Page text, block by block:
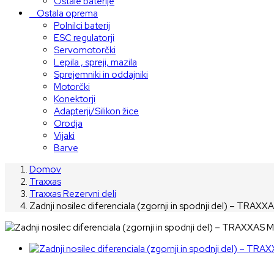
Ostala oprema
Polnilci baterij
ESC regulatorji
Servomotorčki
Lepila , spreji, mazila
Sprejemniki in oddajniki
Motorčki
Konektorji
Adapterji/Silikon žice
Orodja
Vijaki
Barve
Domov
Traxxas
Traxxas Rezervni deli
Zadnji nosilec diferenciala (zgornji in spodnji del) –